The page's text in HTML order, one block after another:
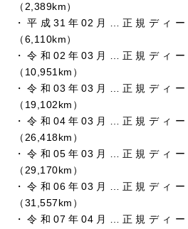
（2,389km）
・平成31年02月…正規ディ
（6,110km）
・令和02年03月…正規ディ
（10,951km）
・令和03年03月…正規ディ
（19,102km）
・令和04年03月…正規ディ
（26,418km）
・令和05年03月…正規ディ
（29,170km）
・令和06年03月…正規ディ
（31,557km）
・令和07年04月…正規ディ